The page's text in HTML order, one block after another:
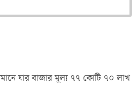
যার বাজার মূল্য ৭৭ কোটি ৭০ লাখ